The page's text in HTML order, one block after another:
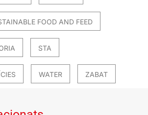
FOOD AND FEED
STA
WATER ZABAT